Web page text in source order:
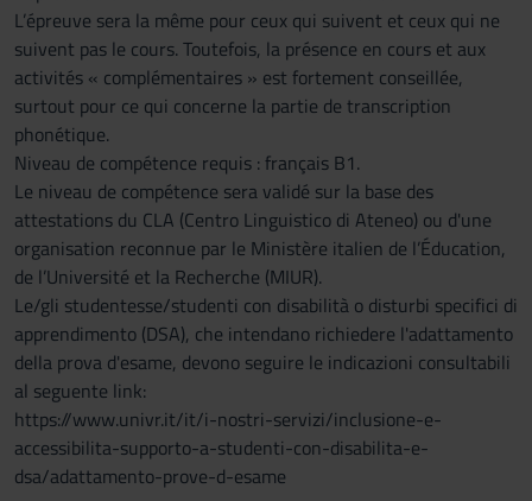
L’épreuve sera la même pour ceux qui suivent et ceux qui ne
suivent pas le cours. Toutefois, la présence en cours et aux
activités « complémentaires » est fortement conseillée,
surtout pour ce qui concerne la partie de transcription
phonétique.
Niveau de compétence requis : français B1.
Le niveau de compétence sera validé sur la base des
attestations du CLA (Centro Linguistico di Ateneo) ou d'une
organisation reconnue par le Ministère italien de l’Éducation,
de l’Université et la Recherche (MIUR).
Le/gli studentesse/studenti con disabilità o disturbi specifici di
apprendimento (DSA), che intendano richiedere l'adattamento
della prova d'esame, devono seguire le indicazioni consultabili
al seguente link:
https://www.univr.it/it/i-nostri-servizi/inclusione-e-
accessibilita-supporto-a-studenti-con-disabilita-e-
dsa/adattamento-prove-d-esame